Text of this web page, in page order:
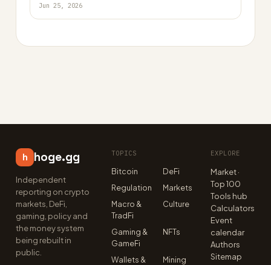
Jun 25, 2026
h hoge.gg
Independent
reporting on crypto
markets, DeFi,
gaming, policy and
the money system
being rebuilt in
public.
TOPICS
Bitcoin
DeFi
Regulation
Markets
Macro &
TradFi
Culture
Gaming &
GameFi
NFTs
Wallets &
Mining
EXPLORE
Market ·
Top 100
Tools hub
Calculators
Event
calendar
Authors
Sitemap